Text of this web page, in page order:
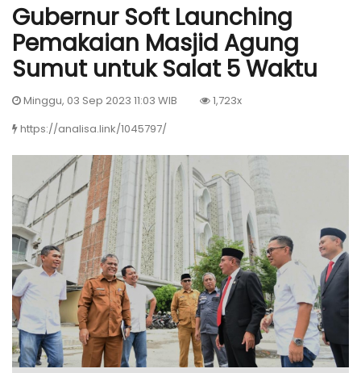
Gubernur Soft Launching
Pemakaian Masjid Agung
Sumut untuk Salat 5 Waktu
Minggu, 03 Sep 2023 11:03 WIB
1,723x
https://analisa.link/1045797/